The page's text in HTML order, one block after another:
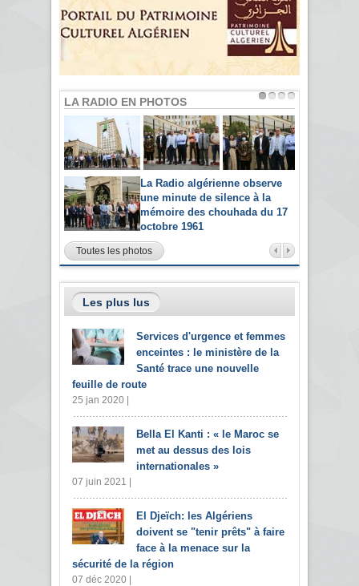
LA RADIO EN PHOTOS
La Radio algérienne observe
une minute de silence à la
mémoire des chouhada du 17
octobre 1961
Toutes les photos
Les plus lus
Services d'urgence et femmes
enceintes : le ministère de la
Santé trace une nouvelle
feuille de route
25 jan 2020 |
Bella El Kanti : « le Maroc se
met au dessus des lois
internationales »
07 juin 2021 |
El Djeïch: les Algériens
doivent se "tenir prêts" à faire
face à la menace sur la
sécurité de la région
07 déc 2020 |